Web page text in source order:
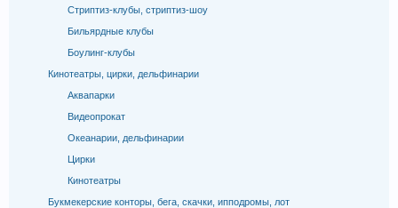
Стриптиз-клубы, стриптиз-шоу
Бильярдные клубы
Боулинг-клубы
Кинотеатры, цирки, дельфинарии
Аквапарки
Видеопрокат
Океанарии, дельфинарии
Цирки
Кинотеатры
Букмекерские конторы, бега, скачки, ипподромы, лот